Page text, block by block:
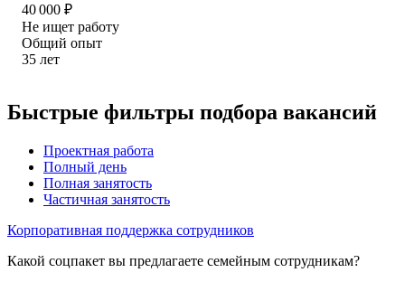
40 000 ₽
Не ищет работу
Общий опыт
35 лет
Быстрые фильтры подбора вакансий
Проектная работа
Полный день
Полная занятость
Частичная занятость
Корпоративная поддержка сотрудников
Какой соцпакет вы предлагаете семейным сотрудникам?